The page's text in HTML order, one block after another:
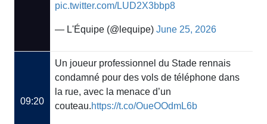
pic.twitter.com/LUD2X3bbp8
— L'Équipe (@lequipe) June 25, 2026
09:20
Un joueur professionnel du Stade rennais
condamné pour des vols de téléphone dans
la rue, avec la menace d’un
couteau.https://t.co/OueOOdmL6b